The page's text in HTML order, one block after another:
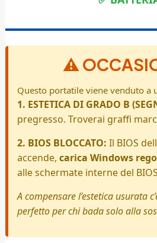
⚠️
Questo portatile viene venduto a
1. ESTETICA DI GRADO B
pregresso. Troverai graffi
2. BIOS BLOCCATO: Il BIOS
accende, carica Windows
alle schermate interne del
A compensare l’estetica usurata
perfetto per chi bada solo alla